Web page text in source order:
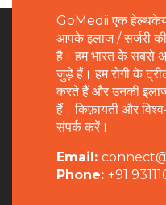
GoMedii एक हेल्थकेयर
आपके इलाज / सर्जरी
है। हम भारत के सबसे
जुड़े हैं। हम रोगी के
करते हैं और उनकी
हैं। किफ़ायती और
संपर्क करें।
Email:
Phone: +91